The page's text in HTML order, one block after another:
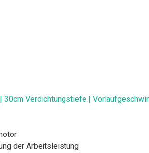
30cm Verdichtungstiefe |
der Arbeitsleistung